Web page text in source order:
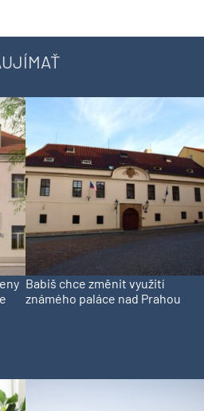
Babiš chce změnit využití
známého paláce nad Prahou